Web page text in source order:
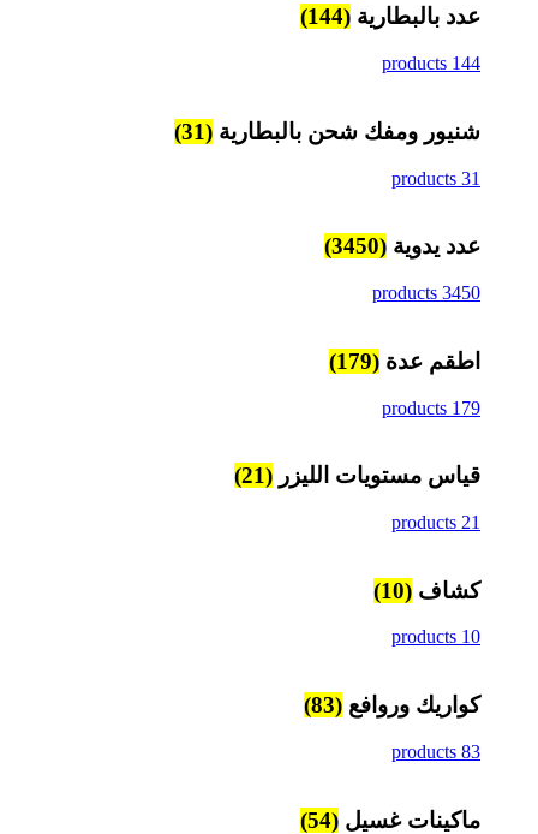
عدد بالبطارية (144)
144 products
شنيور ومفك شحن بالبطارية (31)
31 products
عدد يدوية (3450)
3450 products
اطقم عدة (179)
179 products
قياس مستويات الليزر (21)
21 products
كشاف (10)
10 products
كواريك وروافع (83)
83 products
ماكينات غسيل (54)